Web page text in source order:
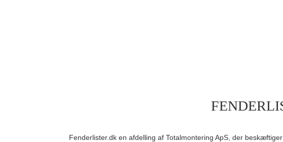
Fenderlister.dk en afdelling af Totalmontering ApS, der